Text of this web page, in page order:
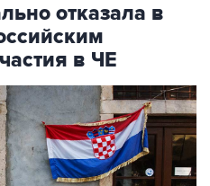
отказала в
в ЧЕ